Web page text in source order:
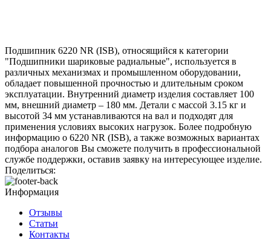
Подшипник 6220 NR (ISB), относящийся к категории
"Подшипники шариковые радиальные", используется в
различных механизмах и промышленном оборудовании,
обладает повышенной прочностью и длительным сроком
эксплуатации. Внутренний диаметр изделия составляет 100
мм, внешний диаметр – 180 мм. Детали с массой 3.15 кг и
высотой 34 мм устанавливаются на вал и подходят для
применения условиях высоких нагрузок. Более подробную
информацию о 6220 NR (ISB), а также возможных вариантах
подбора аналогов Вы сможете получить в профессиональной
службе поддержки, оставив заявку на интересующее изделие.
Поделиться:
Информация
Отзывы
Статьи
Контакты